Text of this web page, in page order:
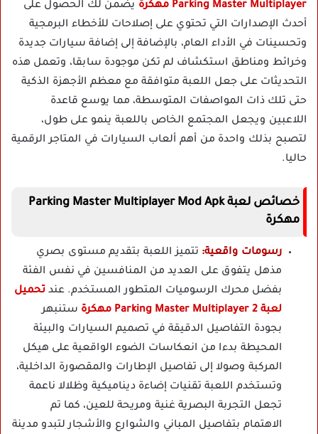
Parking Master Multiplayer مهكرة
يضمن لك الحصول على
أحدث الإصدارات التي تحتوي على إصلاحات للأخطاء البرمجية
وتحسينات في الأداء العام، بالإضافة إلى إضافة سيارات جديدة
وخرائط ومناطق استكشاف لم تكن موجودة سابقا، وتعمل هذه
التحديثات على جعل اللعبة متوافقة مع معظم الأجهزة الذكية
حتى تلك ذات المواصفات المتوسطة، مما يوسع قاعدة
اللاعبين ويجعل المجتمع الخاص باللعبة ينمو على طول،
لتصبح بذلك واحدة من أهم ألعاب السيارات في المتاجر الرقمية
حاليا.
خصائص لعبة Parking Master Multiplayer Mod Apk
مهكرة
رسومات واقعية: تتميز اللعبة بتقديم مستوى بصري
مذهل يتفوق على العديد من المنافسين في نفس الفئة
بفضل محرك الرسوميات المتطور المستخدم. عند تحميل
لعبة Parking Master Multiplayer 2 مهكرة
ستنبهر
بجودة التفاصيل الدقيقة في تصميم السيارات والبيئة
المحيطة بدءا من انعكاسات الضوء الواقعية على هيكل
المركبة وصولا إلى تفاصيل الإطارات والمقصورة الداخلية،
وتستخدم اللعبة تقنيات إضاءة ديناميكية وظلالا ناعمة
تجعل التجربة البصرية غنية ومريحة للعين، كما تم
الاهتمام بتفاصيل المباني والشوارع والأشجار لتبدو مدينة